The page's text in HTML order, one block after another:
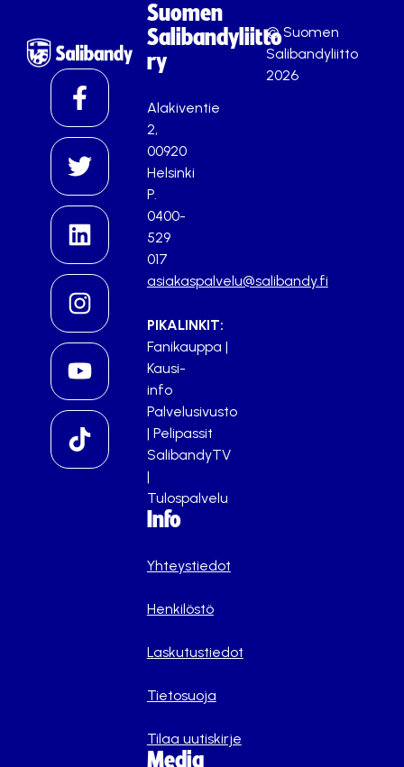
Suomen
Salibandyliitto
ry
Alakiventie
2,
00920
Helsinki
P.
0400-
529
017
asiakaspalvelu@salibandy.fi
PIKALINKIT:
Fanikauppa |
Kausi-
info
Palvelusivusto
| Pelipassit
SalibandyTV
|
Tulospalvelu
Info
Yhteystiedot
Henkilöstö
Laskutustiedot
Tietosuoja
Tilaa uutiskirje
Media
© Suomen
Salibandyliitto
2026